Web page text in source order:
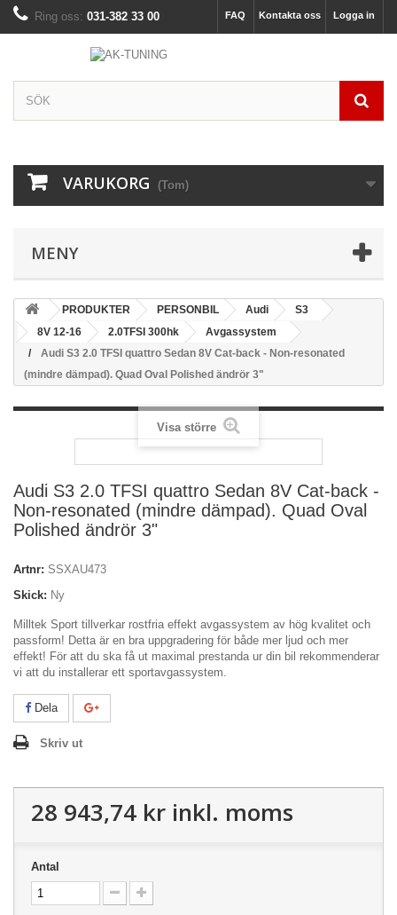
Logga in
Kontakta oss
FAQ
Ring oss: 031-382 33 00
VARUKORG (Tom)
MENY
PRODUKTER PERSONBIL Audi
S3
8V 12-16
2.0TFSI 300hk
Avgassystem
Audi S3 2.0 TFSI quattro Sedan 8V Cat-back - Non-resonated
(mindre dämpad). Quad Oval Polished ändrör 3"
Visa större
Audi S3 2.0 TFSI quattro Sedan 8V Cat-back -
Non-resonated (mindre dämpad). Quad Oval
Polished ändrör 3"
Artnr: SSXAU473
Skick: Ny
Milltek Sport tillverkar rostfria effekt avgassystem av hög kvalitet och
passform! Detta är en bra uppgradering för både mer ljud och mer
effekt! För att du ska få ut maximal prestanda ur din bil rekommenderar
vi att du installerar ett sportavgassystem.
Dela
Skriv ut
28 943,74 kr inkl. moms
Antal